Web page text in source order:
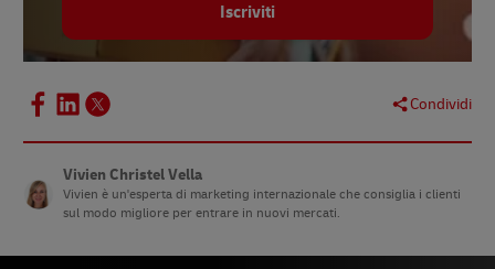
Iscriviti
Condividi
Vivien Christel Vella
Vivien è un'esperta di marketing internazionale che consiglia i clienti
sul modo migliore per entrare in nuovi mercati.